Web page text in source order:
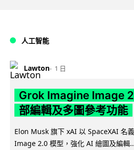
人工智能
Lawton 1 日
Grok Imagine Image
部編輯及多圖參考功能
Elon Musk 旗下 xAI 以 SpaceXAI 名
Image 2.0 模型，強化 AI 繪圖及編輯